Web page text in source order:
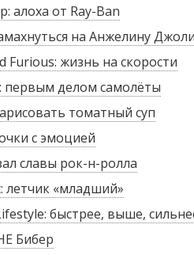
алоха от Ray-Ban
на Анжелину
Furious: жизнь на скорости
первым делом самолёты
томатный суп
с эмоцией
славы рок-н-ролла
летчик «младший»
быстрее, выше,
Бибер